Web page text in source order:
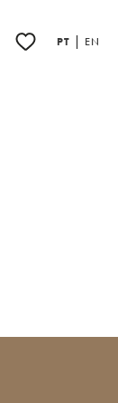
PT | EN